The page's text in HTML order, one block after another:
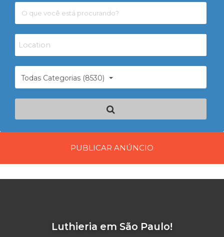
Todas Categorias (8530)
PUBLICAR ANÚNCIO
Luthieria em São Paulo!